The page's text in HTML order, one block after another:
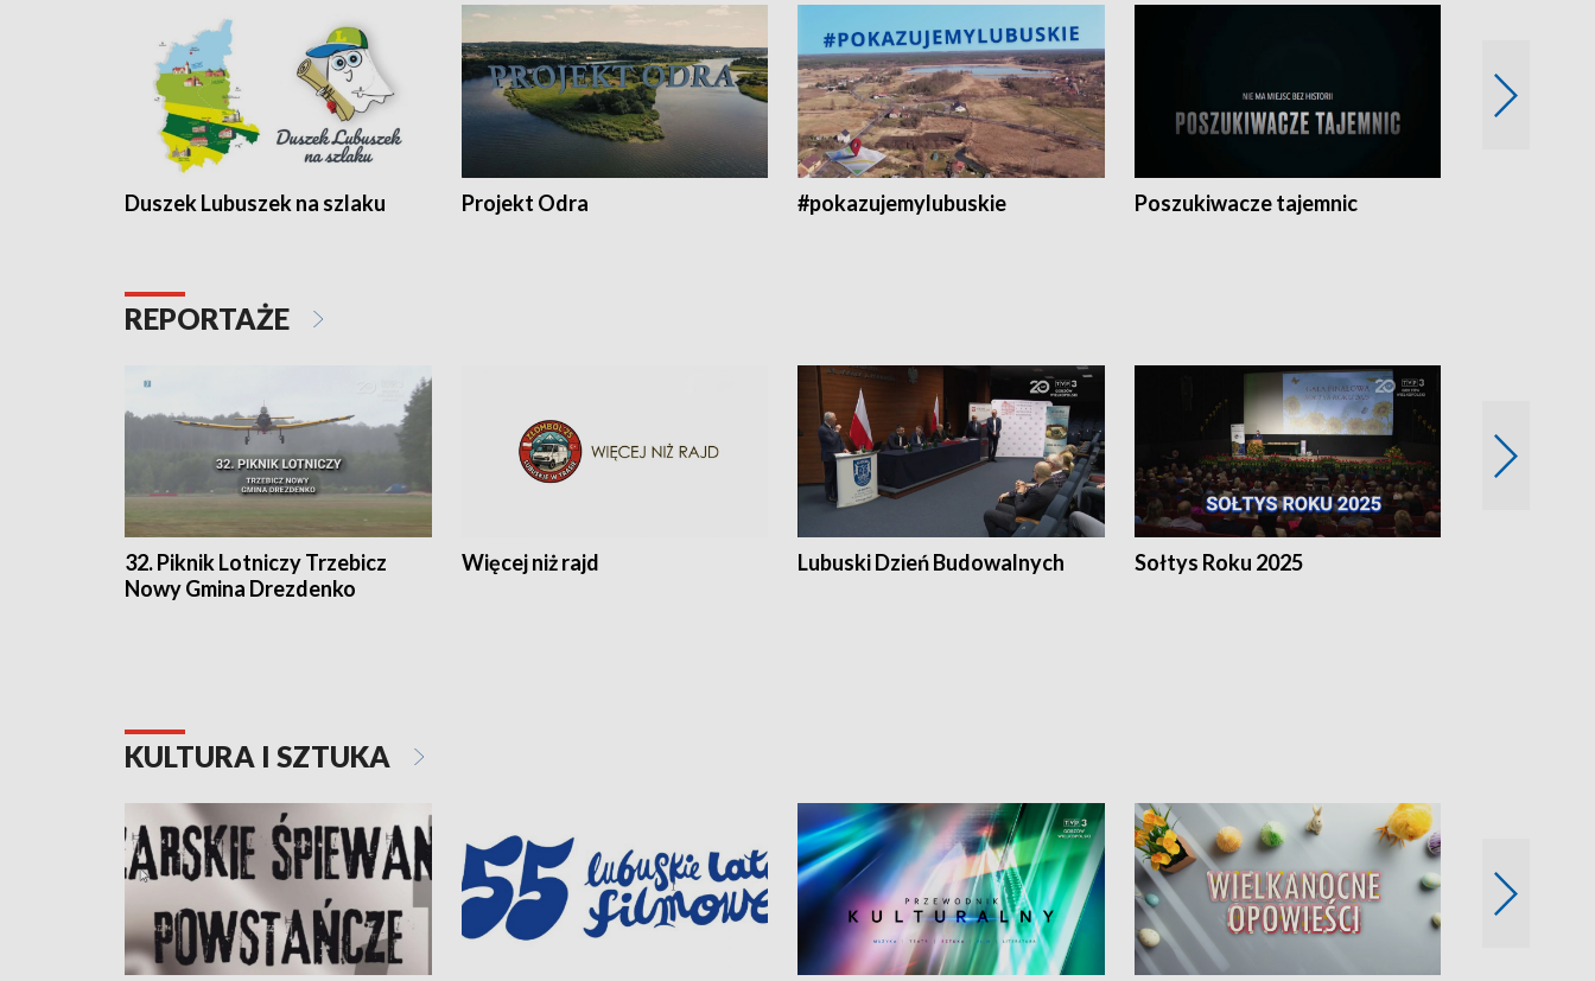
Duszek Lubuszek na szlaku Projekt Odra #pokazujemylubuskie Poszukiwacze tajemnic
REPORTAŻE
32. Piknik Lotniczy Trzebicz
Nowy Gmina Drezdenko
Więcej niż rajd Lubuski Dzień Budowalnych Sołtys Roku 2025
KULTURA I SZTUKA